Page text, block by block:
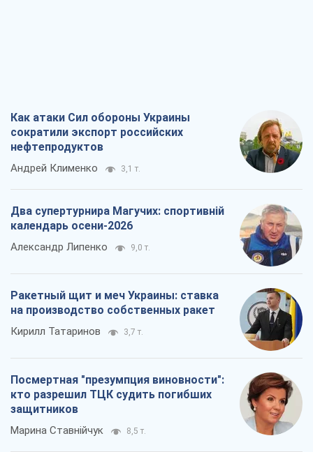
Как атаки Сил обороны Украины
сократили экспорт российских
нефтепродуктов
Андрей Клименко 3,1 т.
Два супертурнира Магучих: спортивній
календарь осени-2026
Александр Липенко 9,0 т.
Ракетный щит и меч Украины: ставка
на производство собственных ракет
Кирилл Татаринов 3,7 т.
Посмертная "презумпция виновности":
кто разрешил ТЦК судить погибших
защитников
Марина Ставнійчук 8,5 т.